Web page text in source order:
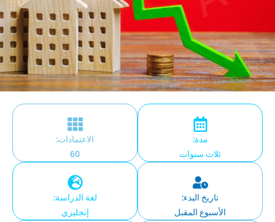
ثلاث سنوات
الاعتمادات:
الأسبوع المقبل
لغة الدراسة: